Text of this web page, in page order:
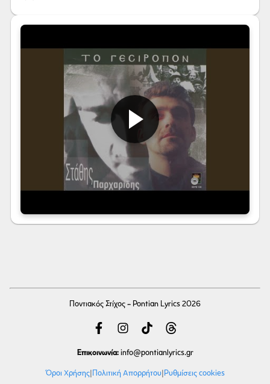
Ποντιακός Στίχος - Pontian Lyrics 2026
Επικοινωνία: info@pontianlyrics.gr
Όροι Χρήσης| Πολιτική Απορρήτου| Ρυθμίσεις cookies